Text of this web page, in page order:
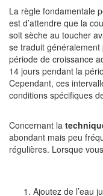
La règle fondamentale
est d’attendre que la
soit sèche au toucher
se traduit
période de croissance
14 jours pendant la
Cependant, ces
conditions spécifiques
Concernant la
abondant mais peu
régulières. Lorsque
Ajoutez de l’eau